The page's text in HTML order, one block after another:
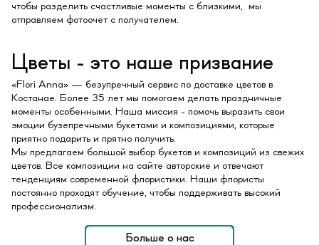
чтобы разделить счастливые моменты с близкими, мы
отправляем фотоочет с получателем.
Цветы - это наше призвание
«Flori Anna» — безупречный сервис по доставке цветов в
Костанае. Более 35 лет мы помогаем делать праздничные
моменты особенными. Наша миссия - помочь выразить свои
эмоции бузепречными букетами и композициями, которые
приятно подарить и прятно получить.
Мы предлагаем большой выбор букетов и композиций из свежих
цветов. Все композиции на сайте авторские и отвечают
тенденциям современной флористики. Наши флористы
постоянно проходят обучение, чтобы поддерживать высокий
профессионализм.
Больше о нас